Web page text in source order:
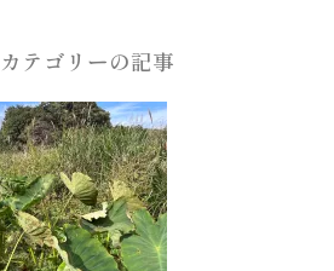
テゴリーの記事